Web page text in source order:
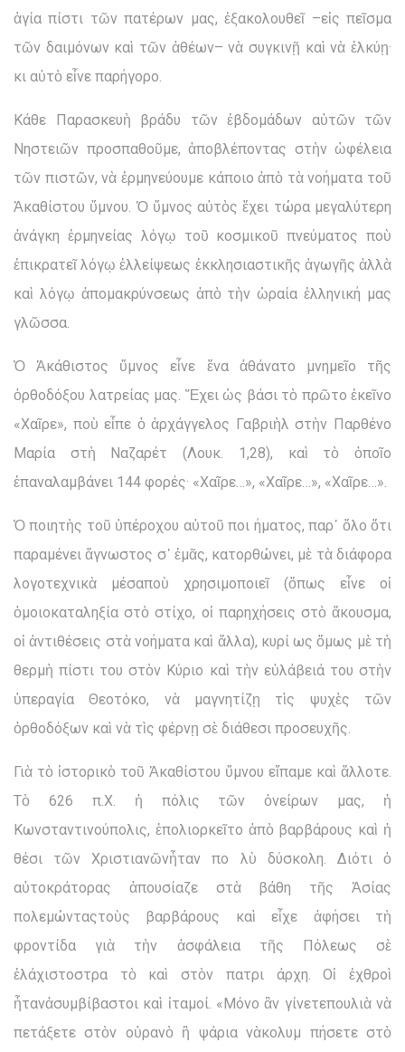
ἁγία πίστι τῶν πατέρων μας, ἐξακολουθεῖ –εἰς πεῖσμα
τῶν δαιμόνων καὶ τῶν ἀθέων– νὰ συγκινῇ καὶ νὰ ἑλκύῃ·
κι αὐτὸ εἶνε παρήγορο.
Κάθε Παρασκευὴ βράδυ τῶν ἑβδομάδων αὐτῶν τῶν
Νηστειῶν προσπαθοῦμε, ἀποβλέποντας στὴν ὠφέλεια
τῶν πιστῶν, νὰ ἑρμηνεύουμε κάποιο ἀπὸ τὰ νοήματα τοῦ
Ἀκαθίστου ὕμνου. Ὁ ὕμνος αὐτὸς ἔχει τώρα μεγαλύτερη
ἀνάγκη ἑρμηνείας λόγῳ τοῦ κοσμικοῦ πνεύματος ποὺ
ἐπικρατεῖ λόγῳ ἐλλείψεως ἐκκλησιαστικῆς ἀγωγῆς ἀλλὰ
καὶ λόγῳ ἀπομακρύνσεως ἀπὸ τὴν ὡραία ἑλληνική μας
γλῶσσα.
Ὁ Ἀκάθιστος ὕμνος εἶνε ἕνα ἀθάνατο μνημεῖο τῆς
ὀρθοδόξου λατρείας μας. Ἔχει ὡς βάσι τὸ πρῶτο ἐκεῖνο
«Χαῖρε», ποὺ εἶπε ὁ ἀρχάγγελος Γαβριὴλ στὴν Παρθένο
Μαρία στὴ Ναζαρέτ (Λουκ. 1,28), καὶ τὸ ὁποῖο
ἐπαναλαμβάνει 144 φορές· «Χαῖρε…», «Χαῖρε…», «Χαῖρε…».
Ὁ ποιητὴς τοῦ ὑπέροχου αὐτοῦ ποι ήματος, παρ᾽ ὅλο ὅτι
παραμένει ἄγνωστος σ᾽ ἐμᾶς, κατορθώνει, μὲ τὰ διάφορα
λογοτεχνικὰ μέσαποὺ χρησιμοποιεῖ (ὅπως εἶνε οἱ
ὁμοιοκαταληξία στὸ στίχο, οἱ παρηχήσεις στὸ ἄκουσμα,
οἱ ἀντιθέσεις στὰ νοήματα καὶ ἄλλα), κυρί ως ὅμως μὲ τὴ
θερμὴ πίστι του στὸν Κύριο καὶ τὴν εὐλάβειά του στὴν
ὑπεραγία Θεοτόκο, νὰ μαγνητίζῃ τὶς ψυχὲς τῶν
ὀρθοδόξων καὶ νὰ τὶς φέρνῃ σὲ διάθεσι προσευχῆς.
Γιὰ τὸ ἱστορικὸ τοῦ Ἀκαθίστου ὕμνου εἴπαμε καὶ ἄλλοτε.
Τὸ 626 π.Χ. ἡ πόλις τῶν ὀνείρων μας, ἡ
Κωνσταντινούπολις, ἐπολιορκεῖτο ἀπὸ βαρβάρους καὶ ἡ
θέσι τῶν Χριστιανῶνἦταν πο λὺ δύσκολη. Διότι ὁ
αὐτοκράτορας ἀπουσίαζε στὰ βάθη τῆς Ἀσίας
πολεμώνταςτοὺς βαρβάρους καὶ εἶχε ἀφήσει τὴ
φροντίδα γιὰ τὴν ἀσφάλεια τῆς Πόλεως σὲ
ἐλάχιστοστρα τὸ καὶ στὸν πατρι άρχη. Οἱ ἐχθροὶ
ἦτανἀσυμβίβαστοι καὶ ἰταμοί. «Μόνο ἂν γίνετεπουλιὰ νὰ
πετάξετε στὸν οὐρανὸ ἢ ψάρια νὰκολυμ πήσετε στὸ